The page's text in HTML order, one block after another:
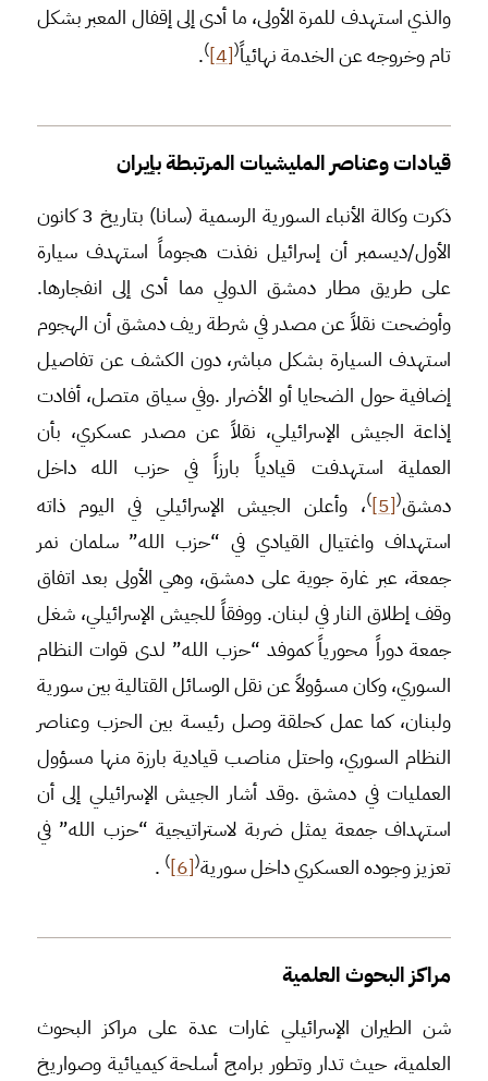
والذي استهدف للمرة الأولى، ما أدى إلى إقفال المعبر بشكل
تام وخروجه عن الخدمة نهائياً(
[4]
)
.
قيادات وعناصر المليشيات المرتبطة بإيران
ذكرت وكالة الأنباء السورية الرسمية (سانا) بتاريخ 3 كانون
الأول/ديسمبر أن إسرائيل نفذت هجوماً استهدف سيارة
على طريق مطار دمشق الدولي مما أدى إلى انفجارها.
وأوضحت نقلاً عن مصدر في شرطة ريف دمشق أن الهجوم
استهدف السيارة بشكل مباشر، دون الكشف عن تفاصيل
إضافية حول الضحايا أو الأضرار .وفي سياق متصل، أفادت
إذاعة الجيش الإسرائيلي، نقلاً عن مصدر عسكري، بأن
العملية استهدفت قيادياً بارزاً في حزب الله داخل
دمشق(
[5]
)، وأعلن الجيش الإسرائيلي في اليوم ذاته
استهداف واغتيال القيادي في “حزب الله” سلمان نمر
جمعة، عبر غارة جوية على دمشق، وهي الأولى بعد اتفاق
وقف إطلاق النار في لبنان. ووفقاً للجيش الإسرائيلي، شغل
جمعة دوراً محورياً كموفد “حزب الله” لدى قوات النظام
السوري، وكان مسؤولاً عن نقل الوسائل القتالية بين سورية
ولبنان، كما عمل كحلقة وصل رئيسة بين الحزب وعناصر
النظام السوري، واحتل مناصب قيادية بارزة منها مسؤول
العمليات في دمشق .وقد أشار الجيش الإسرائيلي إلى أن
استهداف جمعة يمثل ضربة لاستراتيجية “حزب الله” في
تعزيز وجوده العسكري داخل سورية(
[6]
)
.
مراكز البحوث العلمية
شن الطيران الإسرائيلي غارات عدة على مراكز البحوث
العلمية، حيث تدار وتطور برامج أسلحة كيميائية وصواريخ